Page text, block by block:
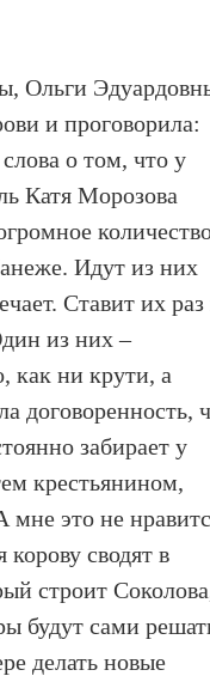
Ольги
и проговорила:
о том, что у
Катя Морозова
Идут из них
Ставит их раз
из них –
как ни крути, а
договоренность,
забирает у
крестьянином,
мне это не
сводят в
строит
будут сами
делать новые